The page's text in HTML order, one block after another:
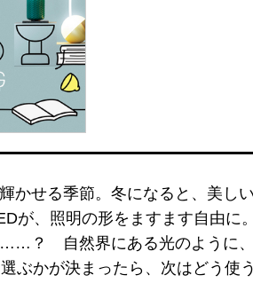
かせる季節。冬になると、美し
が、照明の形をますます自由に
……？ 自然界にある光のように
ぶかが決まったら、次はどう使